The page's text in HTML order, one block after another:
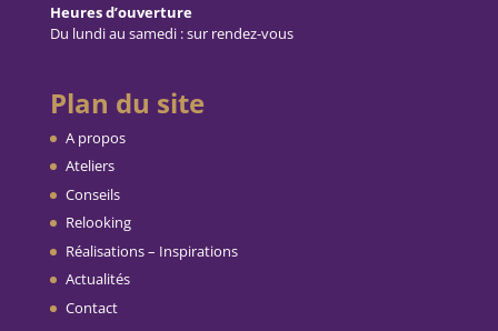
Heures d’ouverture
Du lundi au samedi : sur rendez-vous
Plan du site
A propos
Ateliers
Conseils
Relooking
Réalisations – Inspirations
Actualités
Contact